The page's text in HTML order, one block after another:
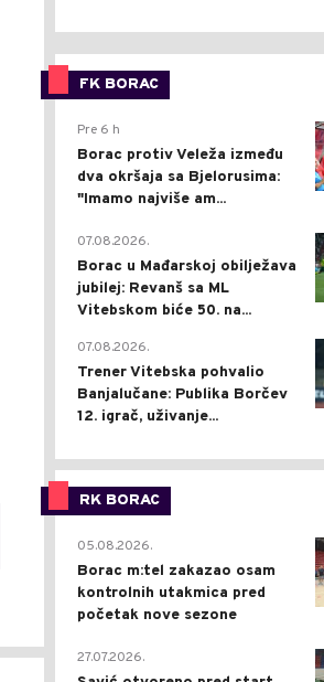
FK BORAC
Pre 6 h
Borac protiv Veleža između
dva okršaja sa Bjelorusima:
"Imamo najviše am...
07.08.2026.
Borac u Mađarskoj obilježava
jubilej: Revanš sa ML
Vitebskom biće 50. na...
07.08.2026.
Trener Vitebska pohvalio
Banjalučane: Publika Borčev
12. igrač, uživanje...
RK BORAC
05.08.2026.
Borac m:tel zakazao osam
kontrolnih utakmica pred
početak nove sezone
27.07.2026.